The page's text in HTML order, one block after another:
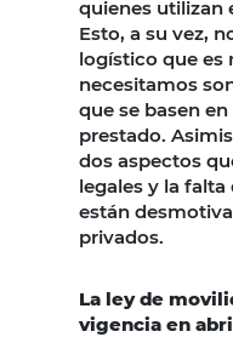
quienes utilizan
Esto, a su vez,
logístico que es
necesitamos
que se basen
prestado.
dos aspectos
legales y la falta
están
privados.
La ley de
vigencia en